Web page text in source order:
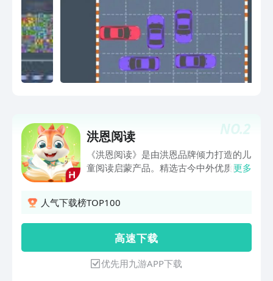
NO.2
洪恩阅读
《洪恩阅读》是由洪恩品牌倾力打造的儿
童阅读启蒙产品。精选古今中外优质的儿
启发儿童主动思考的阅读方式，帮助孩子
提高综合阅读能力。结合古诗词儿歌韵律
唱诵和体系化表达能力培养的多维方式，
致力于让孩子爱上阅读、善于思考、自信
表达，并将阅读能力自如应用于实际生活
更多
人气下载榜TOP100
高 速 下 载
优先用九游APP下载